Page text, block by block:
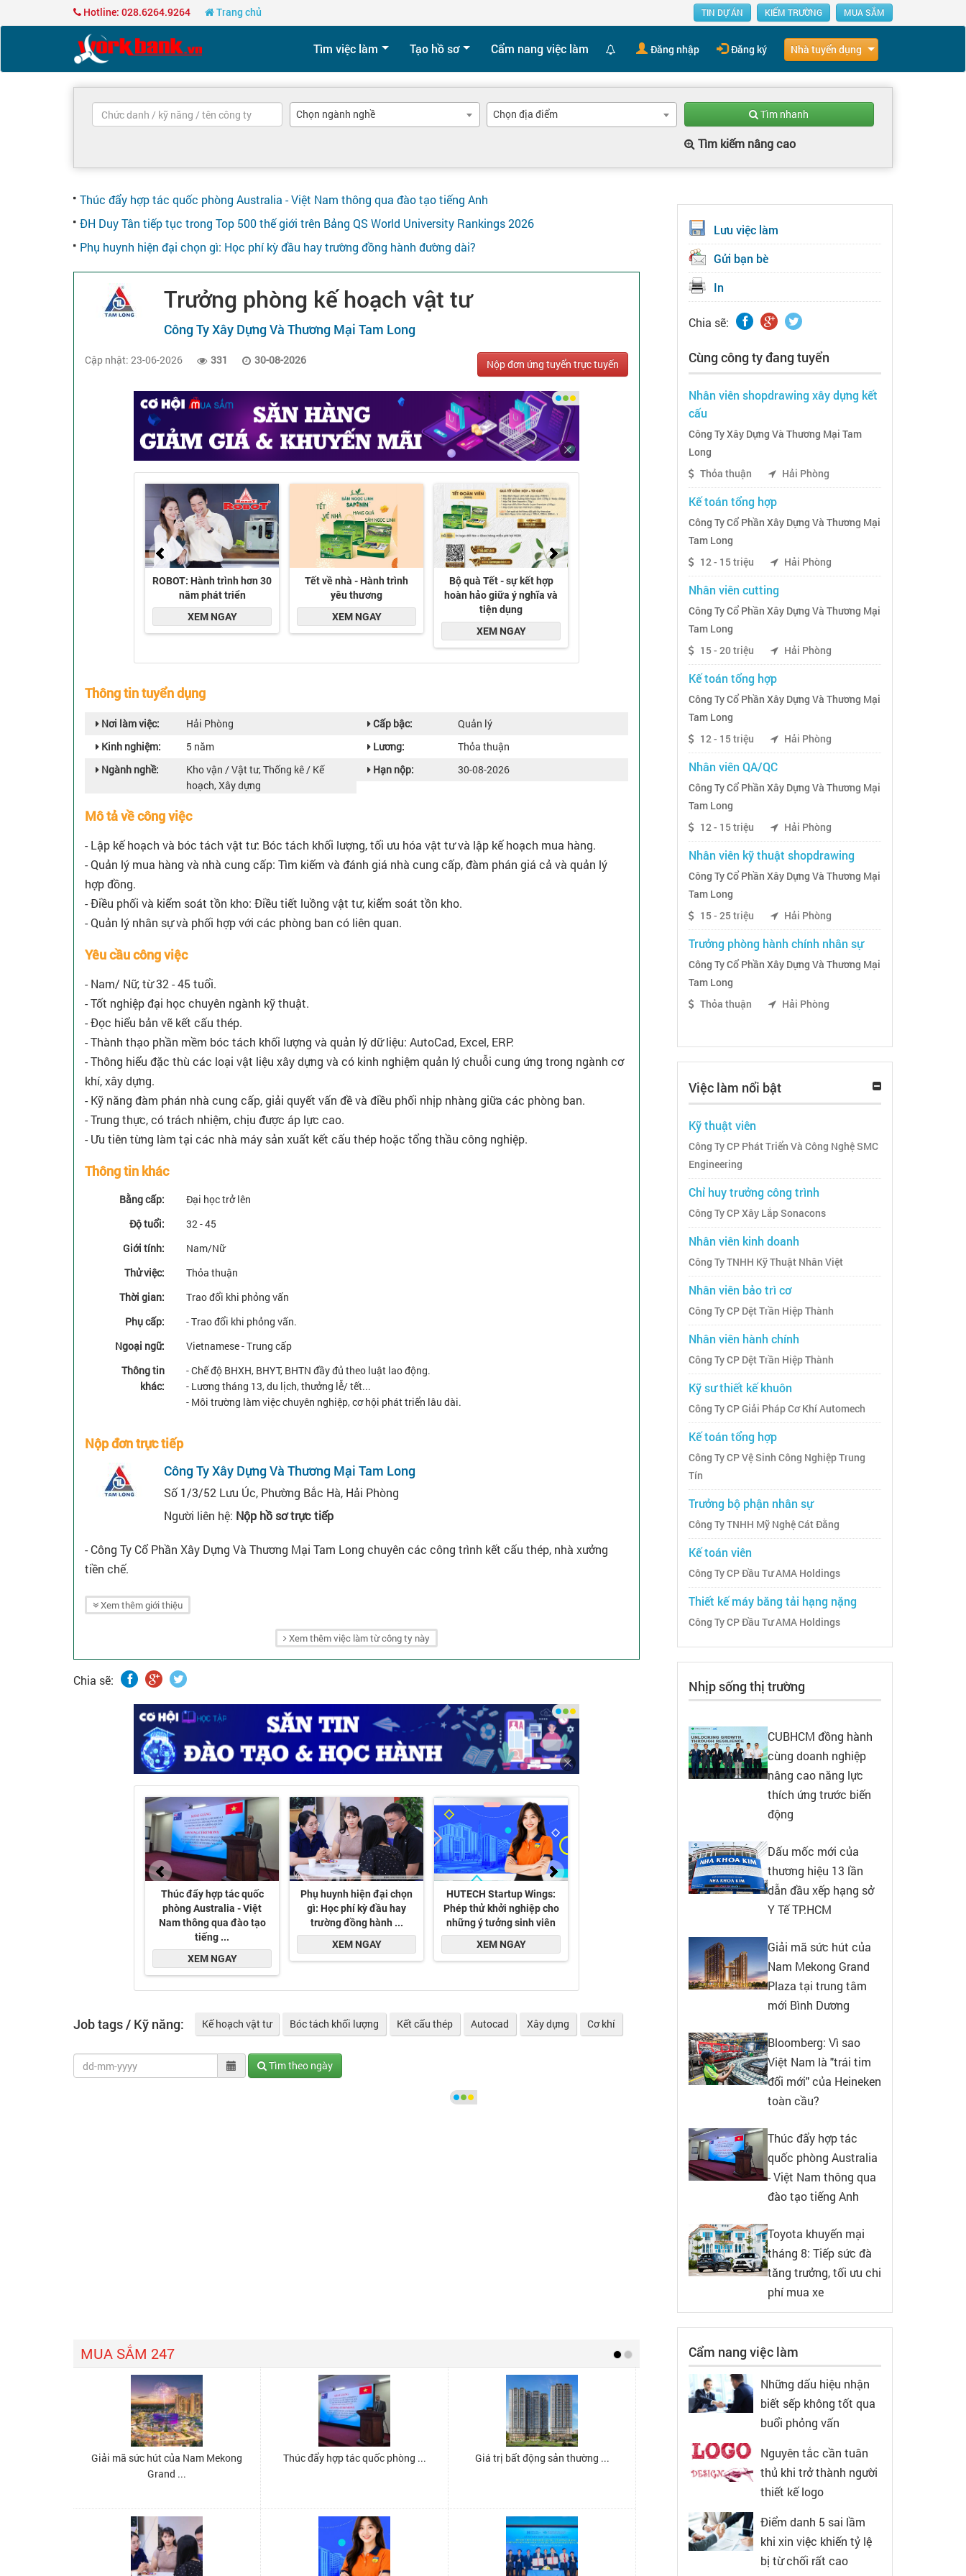
Hotline: 028.6264.9264 Trang chủ TIN DỰ ÁN KIẾM TRƯỜNG MUA SẮM
Tìm việc làm Tạo hồ sơ Cẩm nang việc làm Đăng nhập Đăng ký Nhà tuyển dụng
Chọn ngành nghề Chọn địa điểm Tìm nhanh
Tìm kiếm nâng cao
Thúc đẩy hợp tác quốc phòng Australia - Việt Nam thông qua đào tạo tiếng Anh
ĐH Duy Tân tiếp tục trong Top 500 thế giới trên Bảng QS World University Rankings 2026
Phụ huynh hiện đại chọn gì: Học phí kỳ đầu hay trường đồng hành đường dài?
Trưởng phòng kế hoạch vật tư
Công Ty Xây Dựng Và Thương Mại Tam Long
Cập nhật: 23-06-2026 331 30-08-2026 Nộp đơn ứng tuyển trực tuyến
Thông tin tuyển dụng
Nơi làm việc:
Hải Phòng
Kinh nghiệm:
5 năm
Ngành nghề:
Kho vận / Vật tư, Thống kê / Kế
hoạch, Xây dựng
Cấp bậc:
Quản lý
Lương:
Thỏa thuận
Hạn nộp:
30-08-2026
Mô tả về công việc
- Lập kế hoạch và bóc tách vật tư: Bóc tách khối lượng, tối ưu hóa vật tư và lập kế hoạch mua hàng.
- Quản lý mua hàng và nhà cung cấp: Tìm kiếm và đánh giá nhà cung cấp, đàm phán giá cả và quản lý
hợp đồng.
- Điều phối và kiểm soát tồn kho: Điều tiết luồng vật tư, kiểm soát tồn kho.
- Quản lý nhân sự và phối hợp với các phòng ban có liên quan.
Yêu cầu công việc
- Nam/ Nữ, từ 32 - 45 tuổi.
- Tốt nghiệp đại học chuyên ngành kỹ thuật.
- Đọc hiểu bản vẽ kết cấu thép.
- Thành thạo phần mềm bóc tách khối lượng và quản lý dữ liệu: AutoCad, Excel, ERP.
- Thông hiểu đặc thù các loại vật liệu xây dựng và có kinh nghiệm quản lý chuỗi cung ứng trong ngành cơ
khí, xây dựng.
- Kỹ năng đàm phán nhà cung cấp, giải quyết vấn đề và điều phối nhịp nhàng giữa các phòng ban.
- Trung thực, có trách nhiệm, chịu được áp lực cao.
- Ưu tiên từng làm tại các nhà máy sản xuất kết cấu thép hoặc tổng thầu công nghiệp.
Thông tin khác
Bằng cấp:
Đại học trở lên
Độ tuổi:
32 - 45
Giới tính:
Nam/Nữ
Thử việc:
Thỏa thuận
Thời gian:
Trao đổi khi phỏng vấn
Phụ cấp:
- Trao đổi khi phỏng vấn.
Ngoại ngữ:
Vietnamese - Trung cấp
Thông tin
khác:
- Chế độ BHXH, BHYT, BHTN đầy đủ theo luật lao động.
- Lương tháng 13, du lịch, thưởng lễ/ tết...
- Môi trường làm việc chuyên nghiệp, cơ hội phát triển lâu dài.
Nộp đơn trực tiếp
Công Ty Xây Dựng Và Thương Mại Tam Long
Số 1/3/52 Lưu Úc, Phường Bắc Hà, Hải Phòng
Người liên hệ: Nộp hồ sơ trực tiếp
- Công Ty Cổ Phần Xây Dựng Và Thương Mại Tam Long chuyên các công trình kết cấu thép, nhà xưởng
tiền chế.
Xem thêm giới thiệu
Xem thêm việc làm từ công ty này
Chia sẽ:
Job tags / Kỹ năng: Kế hoạch vật tư Bóc tách khối lượng Kết cấu thép Autocad Xây dựng Cơ khí
Tìm theo ngày
Lưu việc làm
Gửi bạn bè
In
Chia sẽ:
Cùng công ty đang tuyển
Nhân viên shopdrawing xây dựng kết
cấu
Công Ty Xây Dựng Và Thương Mại Tam
Long
Thỏa thuận
Hải Phòng
Kế toán tổng hợp
Công Ty Cổ Phần Xây Dựng Và Thương Mại
Tam Long
12 - 15 triệu
Hải Phòng
Nhân viên cutting
Công Ty Cổ Phần Xây Dựng Và Thương Mại
Tam Long
15 - 20 triệu
Hải Phòng
Kế toán tổng hợp
Công Ty Cổ Phần Xây Dựng Và Thương Mại
Tam Long
12 - 15 triệu
Hải Phòng
Nhân viên QA/QC
Công Ty Cổ Phần Xây Dựng Và Thương Mại
Tam Long
12 - 15 triệu
Hải Phòng
Nhân viên kỹ thuật shopdrawing
Công Ty Cổ Phần Xây Dựng Và Thương Mại
Tam Long
15 - 25 triệu
Hải Phòng
Trưởng phòng hành chính nhân sự
Công Ty Cổ Phần Xây Dựng Và Thương Mại
Tam Long
Thỏa thuận
Hải Phòng
Việc làm nổi bật
Kỹ thuật viên
Công Ty CP Phát Triển Và Công Nghệ SMC
Engineering
Chỉ huy trưởng công trình
Công Ty CP Xây Lắp Sonacons
Nhân viên kinh doanh
Công Ty TNHH Kỹ Thuật Nhân Việt
Nhân viên bảo trì cơ
Công Ty CP Dệt Trần Hiệp Thành
Nhân viên hành chính
Công Ty CP Dệt Trần Hiệp Thành
Kỹ sư thiết kế khuôn
Công Ty CP Giải Pháp Cơ Khí Automech
Kế toán tổng hợp
Công Ty CP Vệ Sinh Công Nghiệp Trung
Tín
Trưởng bộ phận nhân sự
Công Ty TNHH Mỹ Nghệ Cát Đằng
Kế toán viên
Công Ty CP Đầu Tư AMA Holdings
Thiết kế máy băng tải hạng nặng
Công Ty CP Đầu Tư AMA Holdings
Nhịp sống thị trường
CUBHCM đồng hành
cùng doanh nghiệp
nâng cao năng lực
thích ứng trước biến
động
Dấu mốc mới của
thương hiệu 13 lần
dẫn đầu xếp hạng sở
Y Tế TP.HCM
Giải mã sức hút của
Nam Mekong Grand
Plaza tại trung tâm
mới Bình Dương
Bloomberg: Vì sao
Việt Nam là "trái tim
đổi mới" của Heineken
toàn cầu?
Thúc đẩy hợp tác
quốc phòng Australia
- Việt Nam thông qua
đào tạo tiếng Anh
Toyota khuyến mại
tháng 8: Tiếp sức đà
tăng trưởng, tối ưu chi
phí mua xe
Cẩm nang việc làm
Những dấu hiệu nhận
biết sếp không tốt qua
buổi phỏng vấn
Nguyên tắc cần tuân
thủ khi trở thành người
thiết kế logo
Điểm danh 5 sai lầm
khi xin việc khiến tỷ lệ
bị từ chối rất cao